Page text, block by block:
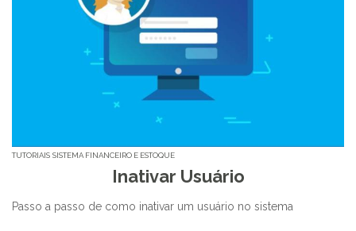
TUTORIAIS SISTEMA FINANCEIRO E ESTOQUE
Inativar Usuário
Passo a passo de como inativar um usuário no sistema